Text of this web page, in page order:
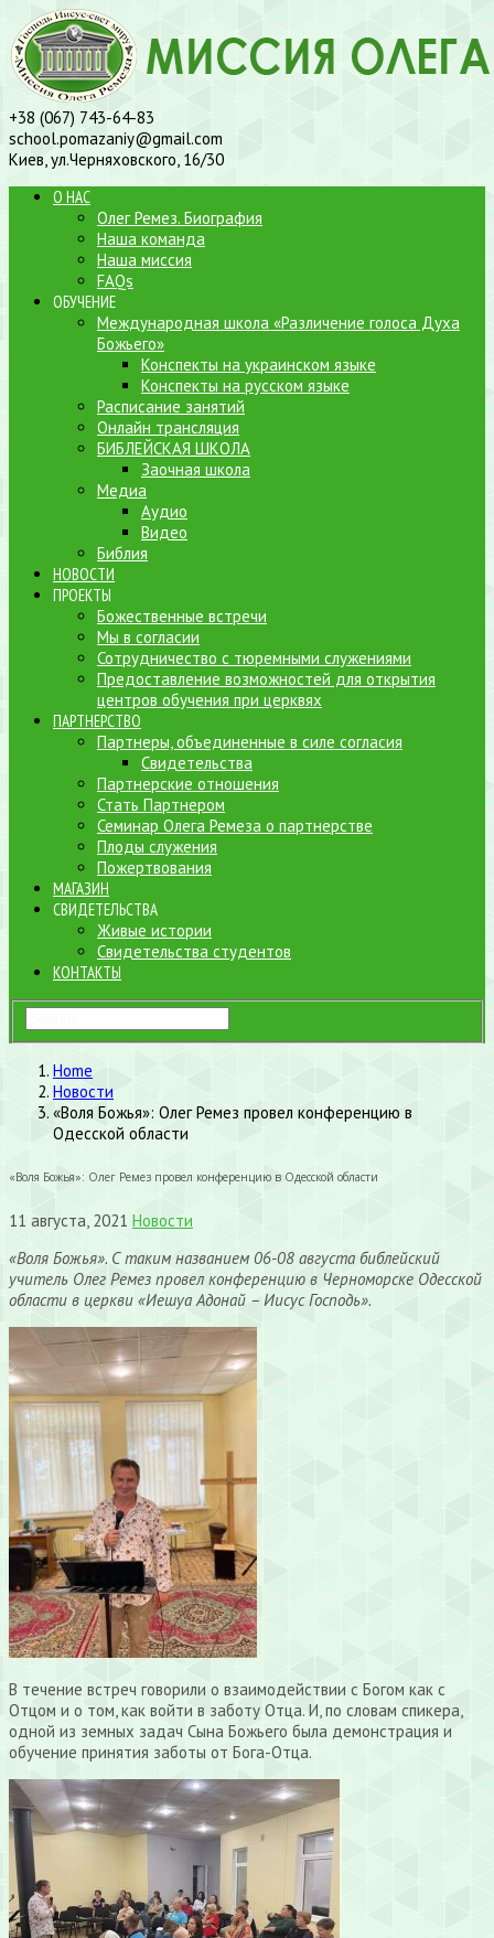
+38 (067) 743-64-83
school.pomazaniy@gmail.com
Киев, ул.Черняховского, 16/30
О НАС
Олег Ремез. Биография
Наша команда
Наша миссия
FAQs
ОБУЧЕНИЕ
Международная школа «Различение голоса Духа
Божьего»
Конспекты на украинском языке
Конспекты на русском языке
Расписание занятий
Онлайн трансляция
БИБЛЕЙСКАЯ ШКОЛА
Заочная школа
Медиа
Аудио
Видео
Библия
НОВОСТИ
ПРОЕКТЫ
Божественные встречи
Мы в согласии
Сотрудничество с тюремными служениями
Предоставление возможностей для открытия
центров обучения при церквях
ПАРТНЕРСТВО
Партнеры, объединенные в силе согласия
Свидетельства
Партнерские отношения
Стать Партнером
Семинар Олега Ремеза о партнерстве
Плоды служения
Пожертвования
МАГАЗИН
СВИДЕТЕЛЬСТВА
Живые истории
Свидетельства студентов
КОНТАКТЫ
Home
Новости
«Воля Божья»: Олег Ремез провел конференцию в
Одесской области
«Воля Божья»: Олег Ремез провел конференцию в Одесской области
11 августа, 2021 Новости
«Воля Божья». С таким названием 06-08 августа библейский
учитель Олег Ремез провел конференцию в Черноморске Одесской
области в церкви «Иешуа Адонай – Иисус Господь».
В течение встреч говорили о взаимодействии с Богом как с
Отцом и о том, как войти в заботу Отца. И, по словам спикера,
одной из земных задач Сына Божьего была демонстрация и
обучение принятия заботы от Бога-Отца.